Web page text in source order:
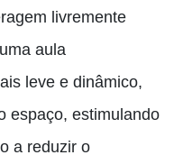
livremente
aula
leve e dinâmico,
espaço, estimulando
a reduzir o